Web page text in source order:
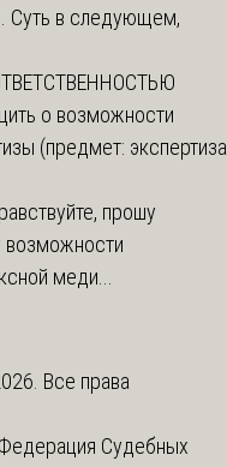
Суть в следующем,
о возможности
(предмет: экспертиза
прошу
возможности
меди...
Все права
Судебных